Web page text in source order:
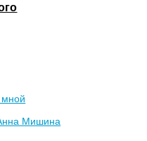
мной
Мишина